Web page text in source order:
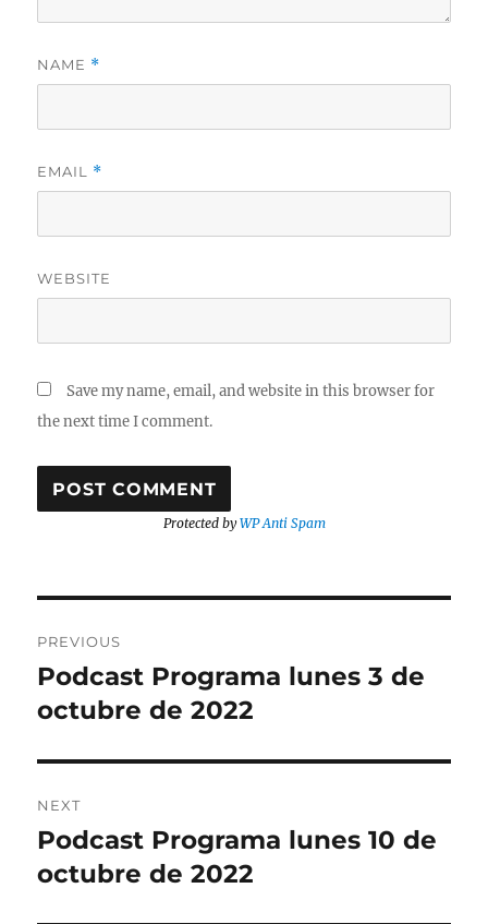
NAME *
EMAIL *
WEBSITE
Save my name, email, and website in this browser for
the next time I comment.
Protected byWP Anti Spam
navigation
PREVIOUS
Previous
post:
Podcast Programa lunes 3 de
octubre de 2022
NEXT
Next
post:
Podcast Programa lunes 10 de
octubre de 2022